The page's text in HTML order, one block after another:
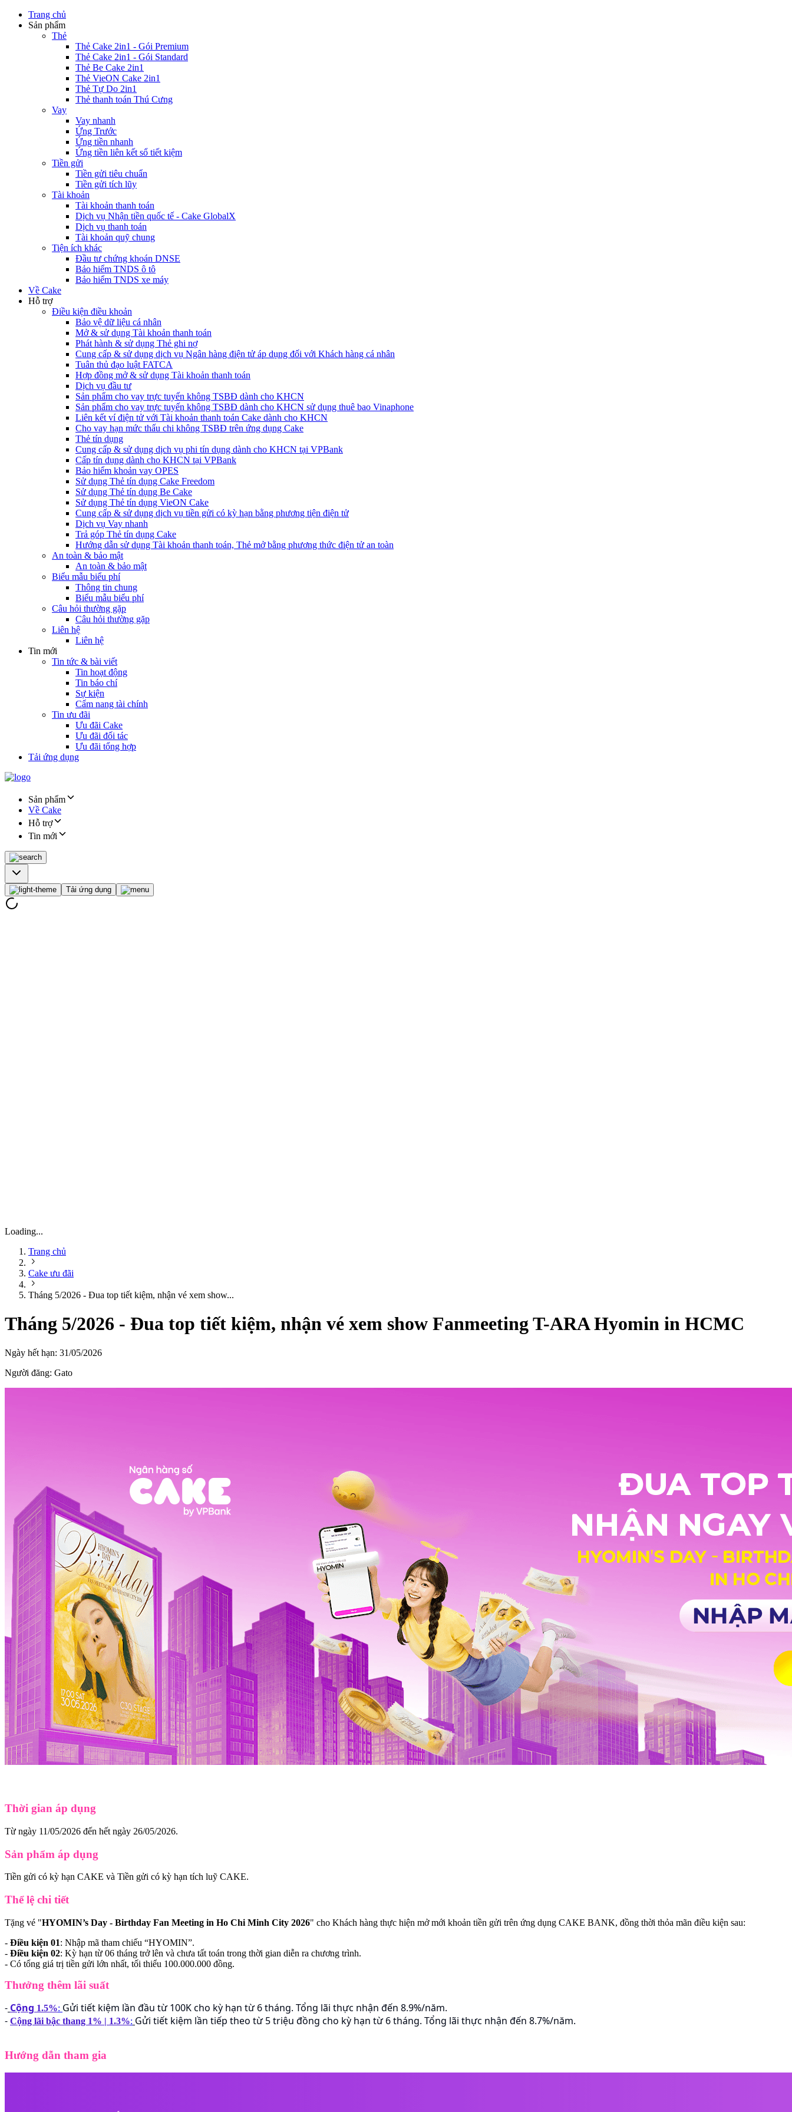
Trang chủ
Sản phẩm
Thẻ
Thẻ Cake 2in1 - Gói Premium
Thẻ Cake 2in1 - Gói Standard
Thẻ Be Cake 2in1
Thẻ VieON Cake 2in1
Thẻ Tự Do 2in1
Thẻ thanh toán Thú Cưng
Vay
Vay nhanh
Ứng Trước
Ứng tiền nhanh
Ứng tiền liên kết sổ tiết kiệm
Tiền gửi
Tiền gửi tiêu chuẩn
Tiền gửi tích lũy
Tài khoản
Tài khoản thanh toán
Dịch vụ Nhận tiền quốc tế - Cake GlobalX
Dịch vụ thanh toán
Tài khoản quỹ chung
Tiện ích khác
Đầu tư chứng khoán DNSE
Bảo hiểm TNDS ô tô
Bảo hiểm TNDS xe máy
Về Cake
Hỗ trợ
Điều kiện điều khoản
Bảo vệ dữ liệu cá nhân
Mở & sử dụng Tài khoản thanh toán
Phát hành & sử dụng Thẻ ghi nợ
Cung cấp & sử dụng dịch vụ Ngân hàng điện tử áp dụng đối với Khách hàng cá nhân
Tuân thủ đạo luật FATCA
Hợp đồng mở & sử dụng Tài khoản thanh toán
Dịch vụ đầu tư
Sản phẩm cho vay trực tuyến không TSBĐ dành cho KHCN
Sản phẩm cho vay trực tuyến không TSBĐ dành cho KHCN sử dụng thuê bao Vinaphone
Liên kết ví điện tử với Tài khoản thanh toán Cake dành cho KHCN
Cho vay hạn mức thấu chi không TSBĐ trên ứng dụng Cake
Thẻ tín dụng
Cung cấp & sử dụng dịch vụ phi tín dụng dành cho KHCN tại VPBank
Cấp tín dụng dành cho KHCN tại VPBank
Bảo hiểm khoản vay OPES
Sử dụng Thẻ tín dụng Cake Freedom
Sử dụng Thẻ tín dụng Be Cake
Sử dụng Thẻ tín dụng VieON Cake
Cung cấp & sử dụng dịch vụ tiền gửi có kỳ hạn bằng phương tiện điện tử
Dịch vụ Vay nhanh
Trả góp Thẻ tín dụng Cake
Hướng dẫn sử dụng Tài khoản thanh toán, Thẻ mở bằng phương thức điện tử an toàn
An toàn & bảo mật
An toàn & bảo mật
Biểu mẫu biểu phí
Thông tin chung
Biểu mẫu biểu phí
Câu hỏi thường gặp
Câu hỏi thường gặp
Liên hệ
Liên hệ
Tin mới
Tin tức & bài viết
Tin hoạt động
Tin báo chí
Sự kiện
Cẩm nang tài chính
Tin ưu đãi
Ưu đãi Cake
Ưu đãi đối tác
Ưu đãi tổng hợp
Tải ứng dụng
Sản phẩm
Về Cake
Hỗ trợ
Tin mới
Tải ứng dụng
Loading...
Trang chủ
Cake ưu đãi
Tháng 5/2026 - Đua top tiết kiệm, nhận vé xem show...
Tháng 5/2026 - Đua top tiết kiệm, nhận vé xem show Fanmeeting T-ARA Hyomin in HCMC
Ngày hết hạn: 31/05/2026
Người đăng: Gato
Thời gian áp dụng
Từ ngày 11/05/2026 đến hết ngày 26/05/2026.
Sản phẩm áp dụng
Tiền gửi có kỳ hạn CAKE và Tiền gửi có kỳ hạn tích luỹ CAKE.
Thể lệ chi tiết
Tặng vé "HYOMIN’s Day - Birthday Fan Meeting in Ho Chi Minh City 2026" cho Khách hàng thực hiện mở mới khoản tiền gửi trên ứng dụng CAKE BANK, đồng thời thỏa mãn điều kiện sau:
- Điều kiện 01: Nhập mã tham chiếu “HYOMIN”.
- Điều kiện 02: Kỳ hạn từ 06 tháng trở lên và chưa tất toán trong thời gian diễn ra chương trình.
- Có tổng giá trị tiền gửi lớn nhất, tối thiểu 100.000.000 đồng.
Thưởng thêm lãi suất
- Cộng 1.5%: Gửi tiết kiệm lần đầu từ 100K cho kỳ hạn từ 6 tháng. Tổng lãi thực nhận đến 8.9%/năm.
- Cộng lãi bậc thang 1% | 1.3%: Gửi tiết kiệm lần tiếp theo từ 5 triệu đồng cho kỳ hạn từ 6 tháng. Tổng lãi thực nhận đến 8.7%/năm.
Hướng dẫn tham gia